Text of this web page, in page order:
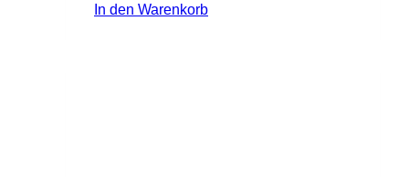
In den Warenkorb